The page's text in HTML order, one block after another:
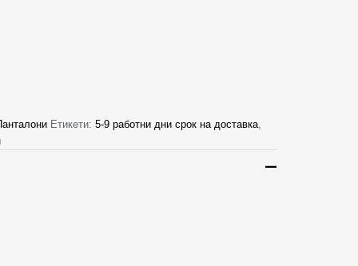
Етикети: 5-9 работни дни срок на доставка,